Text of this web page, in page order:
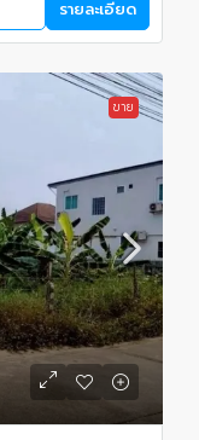
รายละเอียด
ขาย